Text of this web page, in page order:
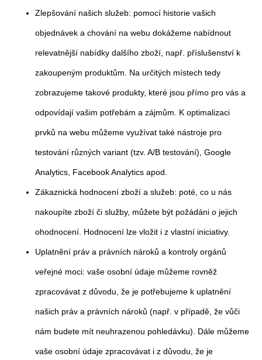
Zlepšování našich služeb: pomocí historie vašich
objednávek a chování na webu dokážeme nabídnout
relevatnější nabídky dalšího zboží, např. příslušenství k
zakoupeným produktům. Na určitých místech tedy
zobrazujeme takové produkty, které jsou přímo pro vás a
odpovídají vašim potřebám a zájmům. K optimalizaci
prvků na webu můžeme využívat také nástroje pro
testování různých variant (tzv. A/B testování), Google
Analytics, Facebook Analytics apod.
Zákaznická hodnocení zboží a služeb: poté, co u nás
nakoupíte zboží či služby, můžete být požádáni o jejich
ohodnocení. Hodnocení lze vložit i z vlastní iniciativy.
Uplatnění práv a právních nároků a kontroly orgánů
veřejné moci: vaše osobní údaje můžeme rovněž
zpracovávat z důvodu, že je potřebujeme k uplatnění
našich práv a právních nároků (např. v případě, že vůči
nám budete mít neuhrazenou pohledávku). Dále můžeme
vaše osobní údaje zpracovávat i z důvodu, že je